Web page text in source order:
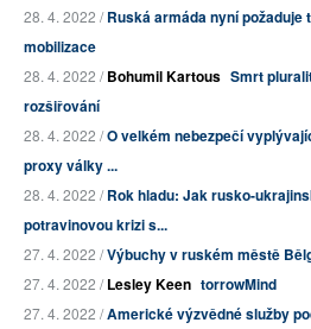
28. 4. 2022 /Ruská armáda nyní požaduje
mobilizace
28. 4. 2022 /Bohumil Kartous Smrt
rozšiřování
28. 4. 2022 /O velkém nebezpečí
proxy války ...
28. 4. 2022 /Rok hladu: Jak rusko-
potravinovou krizi s...
27. 4. 2022 /Výbuchy v ruském městě
27. 4. 2022 /Lesley Keen torrowMind
27. 4. 2022 /Americké výzvědné služby